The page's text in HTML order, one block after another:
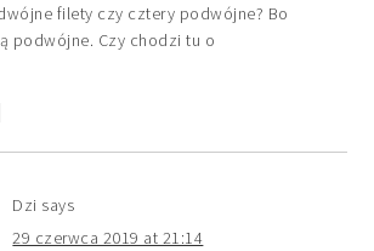
filety czy cztery podwójne? Bo
podwójne. Czy chodzi tu o
Dzi says
29 czerwca 2019 at 21:14